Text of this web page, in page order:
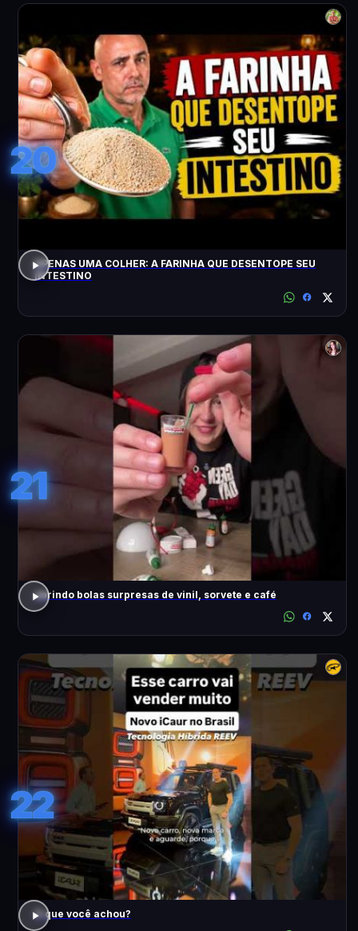
20
APENAS UMA COLHER: A FARINHA QUE DESENTOPE SEU
INTESTINO
21
abrindo bolas surpresas de vinil, sorvete e café
22
O que você achou?